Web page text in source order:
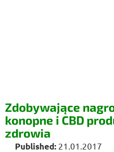
Zdobywające
konopne i CBD
zdrowia
21.01.2017